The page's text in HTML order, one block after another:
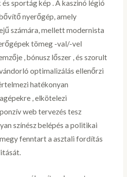
sportág kép . A kaszinó légió
nyerőgép, amely
számára, mellett modernista
tömeg -val/-vel
, bónusz lőszer , és szorult
optimalizálás ellenőrzi
hatékonyan
, elkötelezi
web tervezés tesz
színész belépés a politikai
fenntart a asztali fordítás